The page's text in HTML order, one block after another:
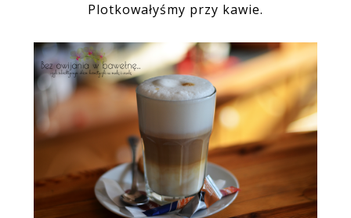
Plotkowałyśmy przy kawie.